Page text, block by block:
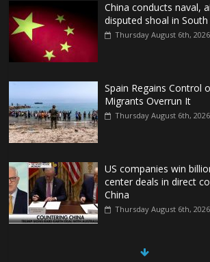
China conducts naval,
disputed shoal in South
Thursday August 6th, 2026
Spain Regains Control
Migrants Overrun It
Thursday August 6th, 2026
US companies win
center deals in direct
China
Thursday August 6th, 2026
China, Russia, Iran and